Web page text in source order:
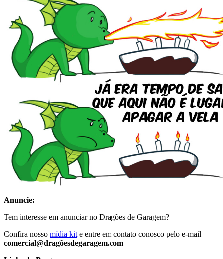
Anuncie:
Tem interesse em anunciar no Dragões de Garagem?
Confira nosso mídia kit e entre em contato conosco pelo e-mail
comercial@dragõesdegaragem.com